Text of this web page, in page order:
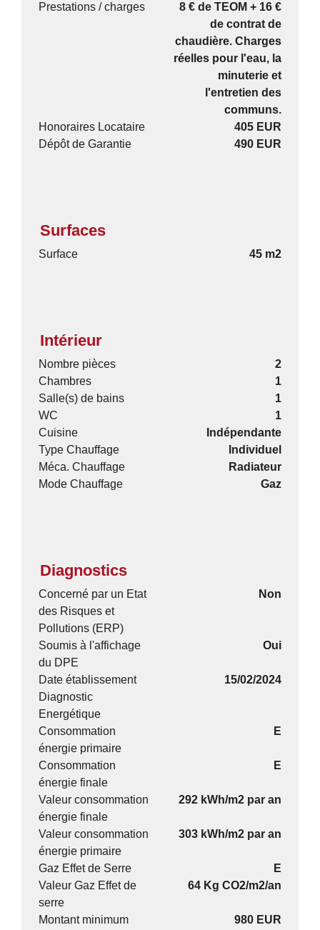
Prestations / charges
8 € de TEOM + 16 €
de contrat de
chaudière. Charges
réelles pour l'eau, la
minuterie et
l'entretien des
communs.
Honoraires Locataire
405 EUR
Dépôt de Garantie
490 EUR
Surfaces
Surface 45 m2
Intérieur
Nombre pièces
2
Chambres
1
Salle(s) de bains
1
WC
1
Cuisine
Indépendante
Type Chauffage
Individuel
Méca. Chauffage
Radiateur
Mode Chauffage
Gaz
Diagnostics
Concerné par un Etat
des Risques et
Pollutions (ERP)
Non
Soumis à l'affichage
du DPE
Oui
Date établissement
Diagnostic
Energétique
15/02/2024
Consommation
énergie primaire
E
Consommation
énergie finale
E
Valeur consommation
énergie finale
292 kWh/m2 par an
Valeur consommation
énergie primaire
303 kWh/m2 par an
Gaz Effet de Serre
E
Valeur Gaz Effet de
serre
64 Kg CO2/m2/an
Montant minimum
980 EUR